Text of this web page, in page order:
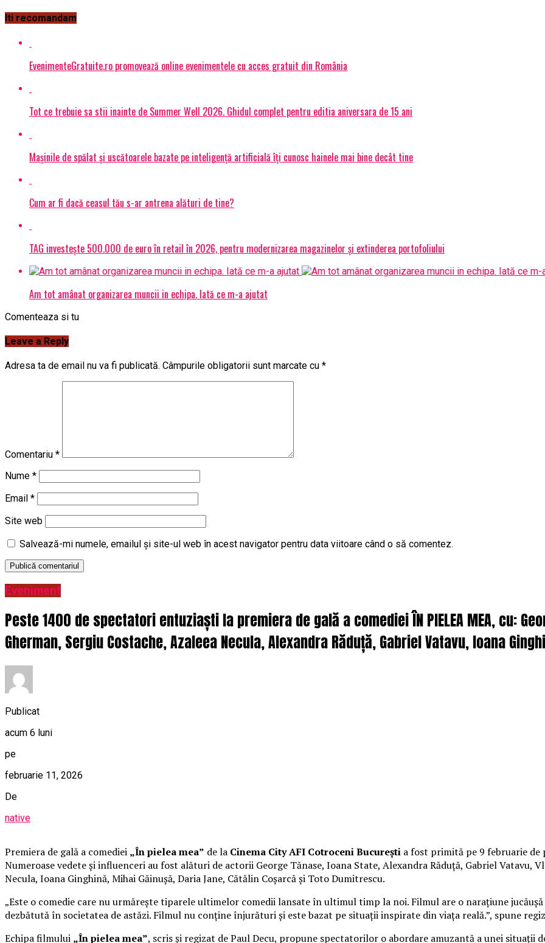
Iti recomandam
EvenimenteGratuite.ro promovează online evenimentele cu acces gratuit din România
Tot ce trebuie sa stii inainte de Summer Well 2026. Ghidul complet pentru editia aniversara de 15 ani
Mașinile de spălat și uscătoarele bazate pe inteligență artificială îți cunosc hainele mai bine decât tine
Cum ar fi dacă ceasul tău s-ar antrena alături de tine?
TAG investește 500.000 de euro în retail în 2026, pentru modernizarea magazinelor și extinderea portofoliului
Am tot amânat organizarea muncii in echipa. Iată ce m-a ajutat
Comenteaza si tu
Leave a Reply
Adresa ta de email nu va fi publicată. Câmpurile obligatorii sunt marcate cu *
Comentariu *
Nume *
Email *
Site web
Salvează-mi numele, emailul și site-ul web în acest navigator pentru data viitoare când o să comentez.
Eveniment
Peste 1400 de spectatori entuziaști la premiera de gală a comediei ÎN PIELEA MEA, cu:
Gherman, Sergiu Costache, Azaleea Necula, Alexandra Răduță, Gabriel Vatavu, Ioana
Publicat
acum 6 luni
pe
februarie 11, 2026
De
native
Premiera de gală a comediei „În pielea mea” de la Cinema City AFI Cotroceni București a fost primită pe 9 februarie de
Numeroase vedete și influenceri au fost alături de actorii George Tănase, Ioana State, Alexandra Răduță, Gabriel Vatavu,
Necula, Ioana Ginghină, Mihai Găinușă, Daria Jane, Cătălin Coșarcă și Toto Dumitrescu.
„Este o comedie care nu urmărește tiparele ultimelor comedii lansate în ultimul timp la noi. Filmul are o narațiune
dezbătută în societatea de astăzi. Filmul nu conține înjurături și este bazat pe situații inspirate din viața reală.”, spune
Echipa filmului „În pielea mea”, scris și regizat de Paul Decu, propune spectatorilor o abordare amuzantă a unei